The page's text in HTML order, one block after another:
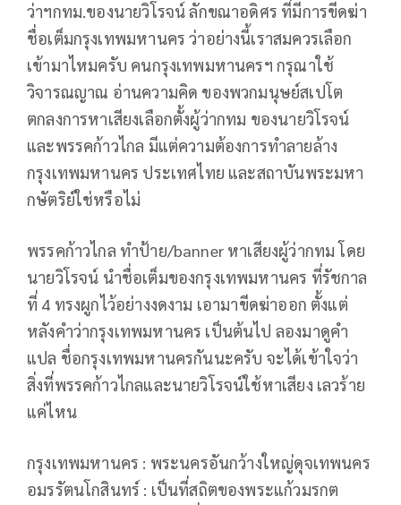
ว่าฯกทม.ของนายวิโรจน์ ลักขณาอดิศร ที่มีการขีดฆ่า
ชื่อเต็มกรุงเทพมหานคร ว่าอย่างนี้เราสมควรเลือก
เข้ามาไหมครับ คนกรุงเทพมหานครฯ กรุณาใช้
วิจารณญาณ อ่านความคิด ของพวกมนุษย์สเปโต
ตกลงการหาเสียงเลือกตั้งผู้ว่ากทม ของนายวิโรจน์
และพรรคก้าวไกล มีแต่ความต้องการทำลายล้าง
กรุงเทพมหานคร ประเทศไทย และสถาบันพระมหา
กษัตริย์ใช่หรือไม่
พรรคก้าวไกล ทำป้าย/banner หาเสียงผู้ว่ากทม โดย
นายวิโรจน์ นำชื่อเต็มของกรุงเทพมหานคร ที่รัชกาล
ที่ 4 ทรงผูกไว้อย่างงดงาม เอามาขีดฆ่าออก ตั้งแต่
หลังคำว่ากรุงเทพมหานคร เป็นต้นไป ลองมาดูคำ
แปล ชื่อกรุงเทพมหานครกันนะครับ จะได้เข้าใจว่า
สิ่งที่พรรคก้าวไกลและนายวิโรจน์ใช้หาเสียง เลวร้าย
แค่ไหน
กรุงเทพมหานคร : พระนครอันกว้างใหญ่ดุจเทพนคร
อมรรัตนโกสินทร์ : เป็นที่สถิตของพระแก้วมรกต